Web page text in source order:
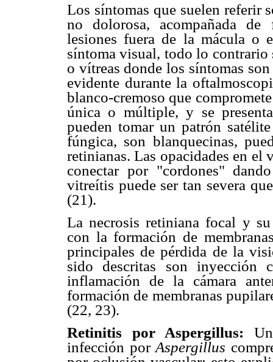
Los síntomas que suelen referir
no dolorosa, acompañada
lesiones fuera de la mácula o
síntoma visual, todo lo contrario
o vítreas donde los síntomas
evidente durante la
blanco-cremoso que
única o múltiple, y se
pueden tomar un patrón
fúngica, son blanquecinas,
retinianas. Las opacidades en el
conectar por "cordones"
vitreítis puede ser tan severa
(21).
La necrosis retiniana focal y
con la formación de
principales de pérdida de la
sido descritas son inyección
inflamación de la cámara
formación de membranas
(22, 23).
Retinitis por Aspergillus:
infección porAspergillus